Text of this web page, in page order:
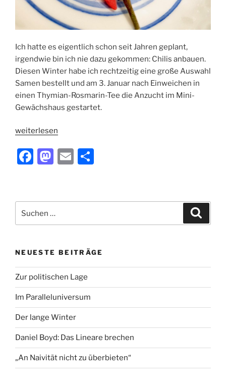
Ich hatte es eigentlich schon seit Jahren geplant,
irgendwie bin ich nie dazu gekommen: Chilis anbauen.
Diesen Winter habe ich rechtzeitig eine große Auswahl
Samen bestellt und am 3. Januar nach Einweichen in
einen Thymian-Rosmarin-Tee die Anzucht im Mini-
Gewächshaus gestartet.
„Ich
Chilis
an“
weiterlesen
F
e
b
o
k
M
o
d
n
E
l
n
nach:
NEUESTE BEITRÄGE
Zur politischen Lage
Im Paralleluniversum
Der lange Winter
Daniel Boyd: Das Lineare brechen
„An Naivität nicht zu überbieten“